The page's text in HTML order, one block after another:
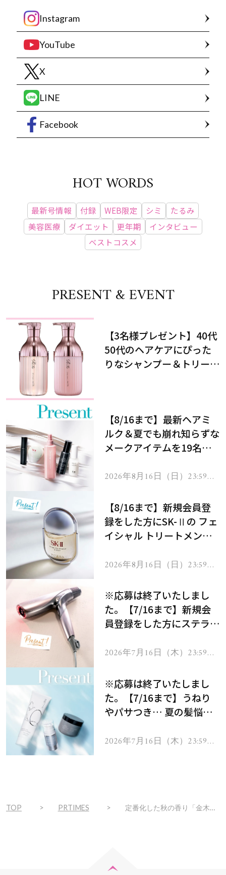
Instagram
YouTube
X
LINE
Facebook
HOT WORDS
最新号情報 付録 WEB限定 シミ
たるみ
美容医療
ダイエット 更年期
インタビュー
ベストコスメ
PRESENT & EVENT
【3名様プレゼント】40代
50代のヘアケアにぴった
りなシャンプー＆トリート
【8/16まで】最新ヘアミ
ルク＆夏でも崩れ知らずな
メークアイテムを19名様
2026年8月16日（日）23:59ま
【8/16まで】新規会員登
録をした方にSK-Ⅱの フェ
イシャル トリートメント
2026年8月16日（日）23:59ま
※応募は終了いたしまし
た。【7/16まで】新規会
員登録をした方にステラボ
ヘアドライヤー ジュエル
2026年7月16日（木）23:59ま
※応募は終了いたしまし
た。【7/16まで】うねり
やパサつき… 夏の髪悩み
ムを13名様にプレゼン
2026年7月16日（木）23:59ま
TOP PRTIMES 定番化した秋の香り「金木犀」アイテムが今年も勢ぞろい！注目のニューフェイス「銀木犀」や「紅茶」とのかけ合わせなど“最新トレンド”を先取り！